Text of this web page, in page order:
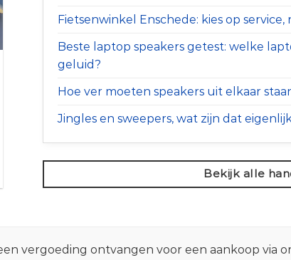
Fietsenwinkel Enschede: kies op
Beste laptop speakers getest: welke
geluid?
Hoe ver moeten speakers uit elkaar
Jingles en sweepers, wat zijn dat
Bekijk alle
vergoeding ontvangen voor een aankoop via